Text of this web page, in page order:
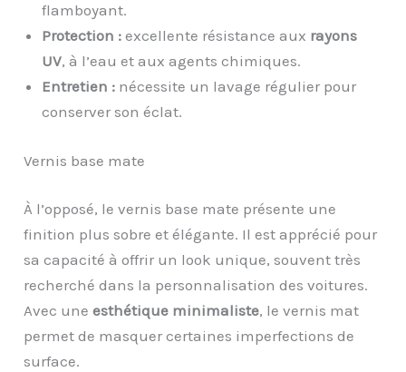
flamboyant.
Protection : excellente résistance aux rayons
UV, à l’eau et aux agents chimiques.
Entretien : nécessite un lavage régulier pour
conserver son éclat.
Vernis base mate
À l’opposé, le vernis base mate présente une
finition plus sobre et élégante. Il est apprécié pour
sa capacité à offrir un look unique, souvent très
recherché dans la personnalisation des voitures.
Avec uneesthétique minimaliste, le vernis mat
permet de masquer certaines imperfections de
surface.